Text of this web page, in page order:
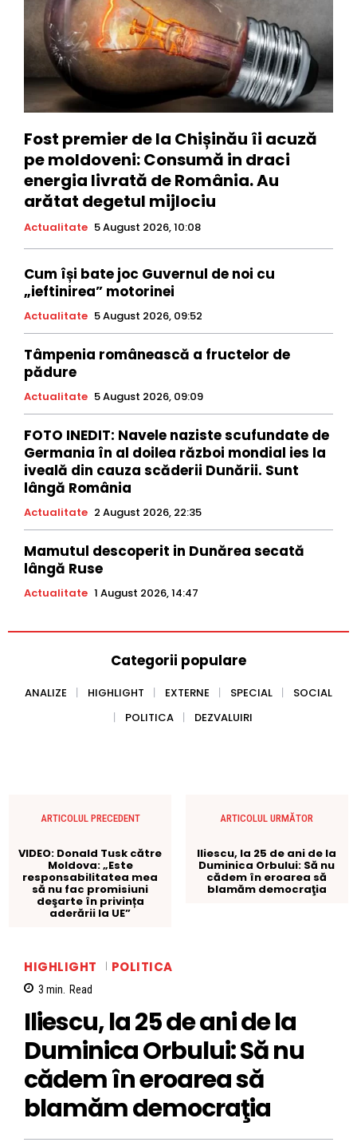
Fost premier de la Chișinău îi acuză
pe moldoveni: Consumă in draci
energia livrată de România. Au
arătat degetul mijlociu
Actualitate 5 August 2026, 10:08
Cum își bate joc Guvernul de noi cu
„ieftinirea” motorinei
Actualitate 5 August 2026, 09:52
Tâmpenia românească a fructelor de
pădure
Actualitate 5 August 2026, 09:09
FOTO INEDIT: Navele naziste scufundate de
Germania în al doilea război mondial ies la
iveală din cauza scăderii Dunării. Sunt
lângă România
Actualitate 2 August 2026, 22:35
Mamutul descoperit in Dunărea secată
lângă Ruse
Actualitate 1 August 2026, 14:47
Categorii populare
ANALIZE HIGHLIGHT EXTERNE SPECIAL
SOCIAL
POLITICA
DEZVALUIRI
ARTICOLUL PRECEDENT
VIDEO: Donald Tusk către
Moldova: „Este
responsabilitatea mea
să nu fac promisiuni
deşarte în privința
aderării la UE”
ARTICOLUL URMĂTOR
Iliescu, la 25 de ani de la
Duminica Orbului: Să nu
cădem în eroarea să
blamăm democraţia